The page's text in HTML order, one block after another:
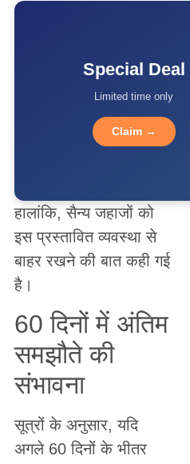
Special Deal
Limited time only
Claim →
हालांकि, सैन्य जहाजों को
इस प्रस्तावित व्यवस्था से
बाहर रखने की बात कही गई
है।
60 दिनों में अंतिम
समझौते की
संभावना
सूत्रों के अनुसार, यदि
अगले 60 दिनों के भीतर